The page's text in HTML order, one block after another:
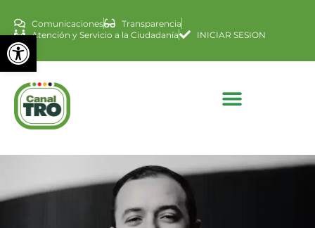
Abrir barra de
Comunicaciones
Transparencia
Atención y Servicio a la Ciudadanía
INICIAR SESION